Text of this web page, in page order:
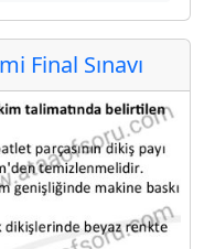
Final Sınavı